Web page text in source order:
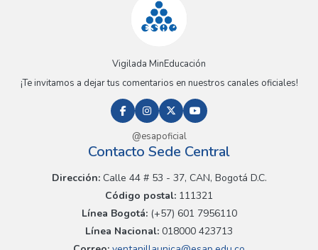
Vigilada MinEducación
¡Te invitamos a dejar tus comentarios en nuestros canales oficiales!
@esapoficial
Contacto Sede Central
Dirección:Calle 44 # 53 - 37, CAN, Bogotá D.C.
Código postal: 111321
Línea Bogotá:(+57) 601 7956110
Línea Nacional: 018000 423713